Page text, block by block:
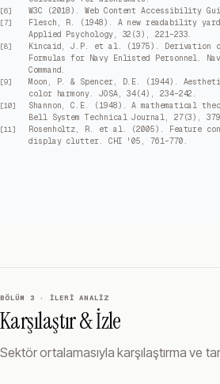
[6] W3C (2018). Web Content Accessibility
[7]
Flesch, R. (1948). A new readability
Applied Psychology, 32(3), 221–233.
[8]
Kincaid, J.P. et al. (1975). Derivation
Formulas for Navy Enlisted Personnel.
Command.
[9]
Moon, P. & Spencer, D.E. (1944).
color harmony. JOSA, 34(4), 234–242.
[10]
Shannon, C.E. (1948). A mathematical
Bell System Technical Journal, 27(3),
[11]
Rosenholtz, R. et al. (2005). Feature
display clutter. CHI '05, 761–770.
BÖLÜM 3 · İLERI ANALIZ
Karşılaştır & İzle
Sektör ortalamasıyla karşılaştırma ve